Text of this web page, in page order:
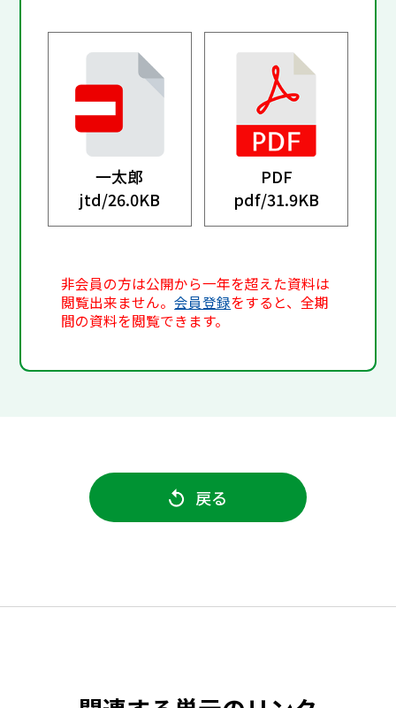
一太郎
jtd/26.0KB
PDF
pdf/31.9KB
非会員の方は公開から一年を超えた資料は
閲覧出来ません。会員登録をすると、全期
間の資料を閲覧できます。
戻る